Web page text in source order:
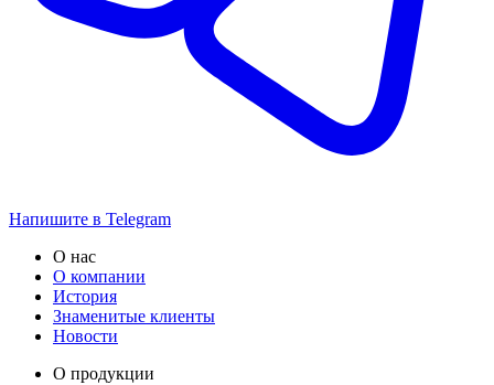
Напишите в Telegram
О нас
О компании
История
Знаменитые клиенты
Новости
О продукции